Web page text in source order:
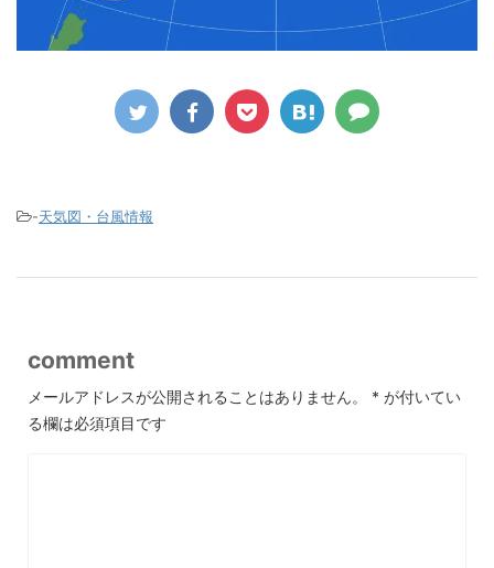
-天気図・台風情報
comment
メールアドレスが公開されることはありません。 * が付いてい
る欄は必須項目です